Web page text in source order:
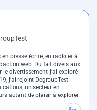
presse écrite, en radio et à
web. Du fait divers aux
divertissement, j’ai exploré
j’ai rejoint DegroupTest
un secteur en
autant de plaisir à explorer.